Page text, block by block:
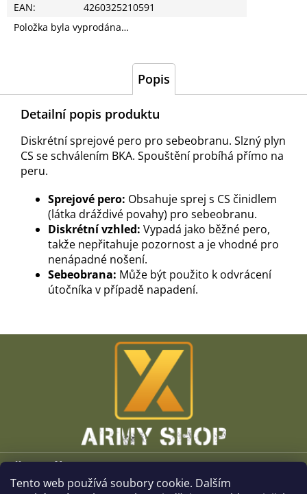
Tento web používá soubory cookie. Dalším
EAN:
4260325210591
Položka byla vyprodána…
Popis
Detailní popis produktu
Diskrétní sprejové pero pro sebeobranu. Slzný plyn
CS se schválením BKA. Spouštění probíhá přímo na
peru.
Sprejové pero: Obsahuje sprej s CS činidlem
(látka dráždivé povahy) pro sebeobranu.
Diskrétní vzhled: Vypadá jako běžné pero,
takže nepřitahuje pozornost a je vhodné pro
nenápadné nošení.
Sebeobrana: Může být použito k odvrácení
útočníka v případě napadení.
Z
Vše o nákupu